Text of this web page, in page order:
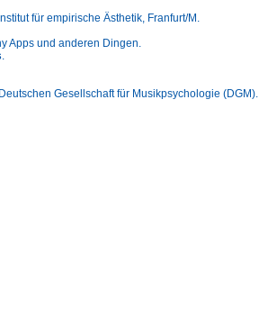
für empirische Ästhetik, Franfurt/M.
Apps und anderen Dingen.
.
Gesellschaft für Musikpsychologie (DGM).